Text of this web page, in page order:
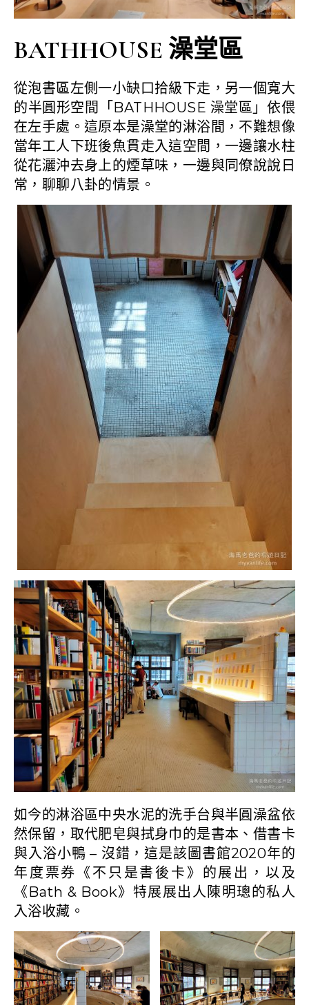
BATHHOUSE 澡堂區
從泡書區左側一小缺口拾級下走，另一個寬大
的半圓形空間「BATHHOUSE 澡堂區」依偎
在左手處。這原本是澡堂的淋浴間，不難想像
當年工人下班後魚貫走入這空間，一邊讓水柱
從花灑沖去身上的煙草味，一邊與同僚說說日
常，聊聊八卦的情景。
如今的淋浴區中央水泥的洗手台與半圓澡盆依
然保留，取代肥皂與拭身巾的是書本、借書卡
與入浴小鴨 – 沒錯，這是該圖書館2020年的
年度票券《不只是書後卡》的展出，以及
《Bath & Book》特展展出人陳明璁的私人
入浴收藏。